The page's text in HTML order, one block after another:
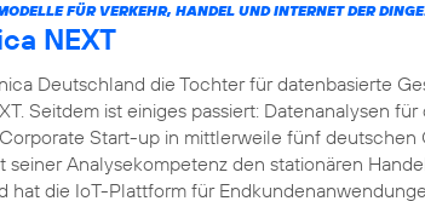
FÜR VERKEHR, HANDEL UND INTERNET DER
NEXT
Deutschland die Tochter für datenbasierte
Seitdem ist einiges passiert: Datenanalysen für
Start-up in mittlerweile fünf deutschen
seiner Analysekompetenz den stationären
die IoT-Plattform für